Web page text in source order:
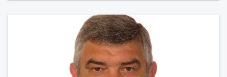
mais je compte m'installer à nouveau à l'ile de la
Réunion avant la fin 2026. Pierre